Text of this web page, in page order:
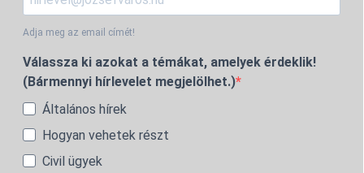
Adja meg az email címét!
Válassza ki azokat a témákat, amelyek érdeklik!
(Bármennyi hírlevelet megjelölhet.)
Általános hírek
Hogyan vehetek részt
Civil ügyek